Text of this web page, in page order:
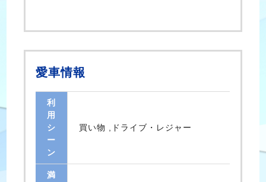
愛車情報
利
用
シ
ー
ン
買い物 ,ドライブ・レジャー
満